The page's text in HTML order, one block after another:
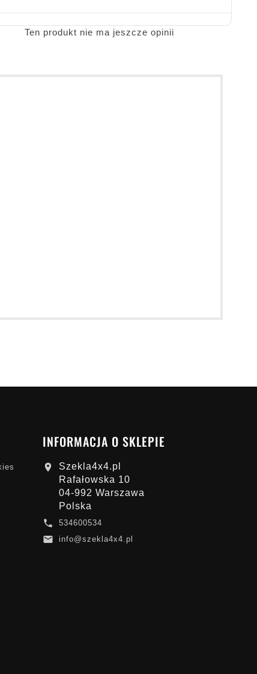
Ten produkt nie ma jeszcze opinii
INFORMACJA O SKLEPIE

Szekla4x4.pl
Rafałowska 10
04-992 Warszawa
Polska
 534600534
 info@szekla4x4.pl